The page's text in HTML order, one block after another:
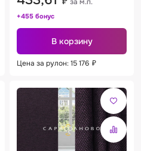
+455 бонус
В корзину
Цена за рулон: 15 176 ₽